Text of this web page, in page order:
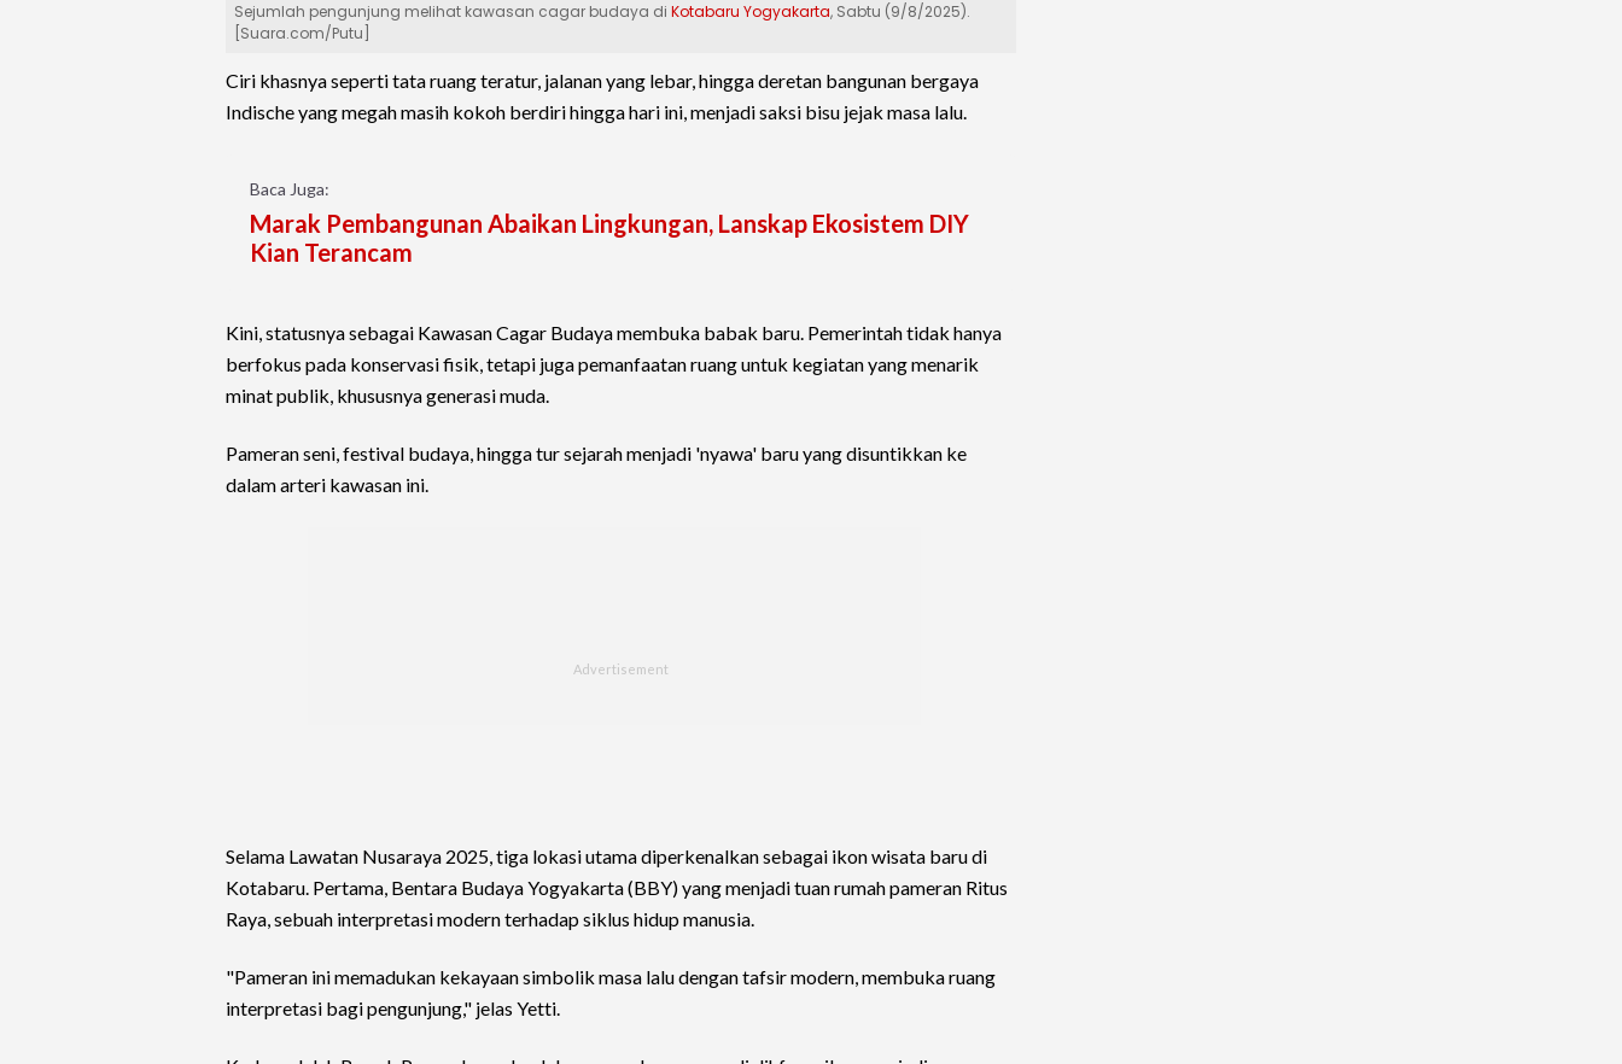
Sejumlah pengunjung melihat kawasan cagar budaya di Kotabaru Yogyakarta, Sabtu (9/8/2025).
[Suara.com/Putu]
Ciri khasnya seperti tata ruang teratur, jalanan yang lebar, hingga deretan bangunan bergaya
Indische yang megah masih kokoh berdiri hingga hari ini, menjadi saksi bisu jejak masa lalu.
Baca Juga:
Marak Pembangunan Abaikan Lingkungan, Lanskap Ekosistem DIY
Kian Terancam
Kini, statusnya sebagai Kawasan Cagar Budaya membuka babak baru. Pemerintah tidak hanya
berfokus pada konservasi fisik, tetapi juga pemanfaatan ruang untuk kegiatan yang menarik
minat publik, khususnya generasi muda.
Pameran seni, festival budaya, hingga tur sejarah menjadi 'nyawa' baru yang disuntikkan ke
dalam arteri kawasan ini.
Selama Lawatan Nusaraya 2025, tiga lokasi utama diperkenalkan sebagai ikon wisata baru di
Kotabaru. Pertama, Bentara Budaya Yogyakarta (BBY) yang menjadi tuan rumah pameran Ritus
Raya, sebuah interpretasi modern terhadap siklus hidup manusia.
"Pameran ini memadukan kekayaan simbolik masa lalu dengan tafsir modern, membuka ruang
interpretasi bagi pengunjung," jelas Yetti.